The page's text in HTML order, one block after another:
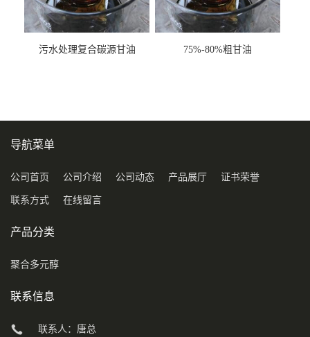
污水处理复合碳源甘油
75%-80%粗甘油
导航菜单
公司首页 公司介绍 公司动态 产品展厅 证书荣誉
联系方式 在线留言
产品分类
聚合多元醇
联系信息
联系人：唐总